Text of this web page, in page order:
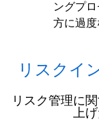
ングプ
方に過度
リスクイ
リスク管理に
上